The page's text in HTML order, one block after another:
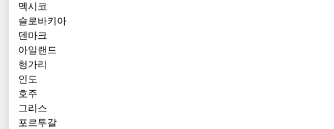
멕시코
슬로바키아
덴마크
아일랜드
헝가리
인도
호주
그리스
포르투갈